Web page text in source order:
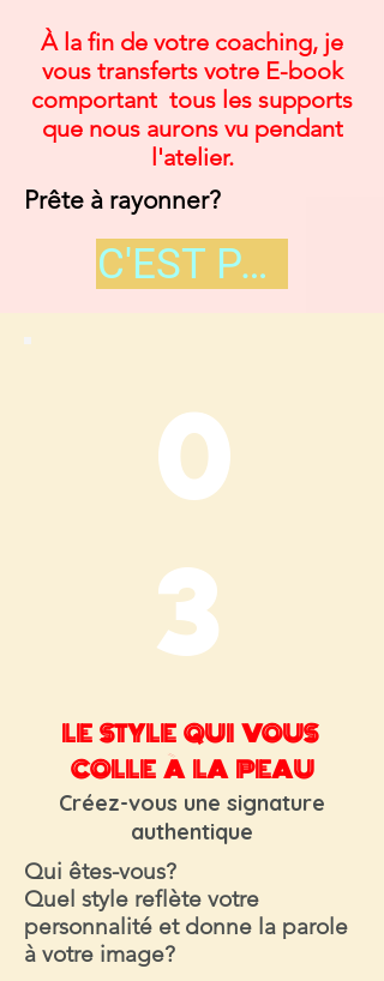
À la fin de votre coaching, je
vous transferts votre E-book
comportant tous les supports
que nous aurons vu pendant
l'atelier.
Prête à rayonner?
C'EST PARTI !
0
3
LE STYLE QUI VOUS
COLLE À LA PEAU
Créez-vous une signature
authentique
Qui êtes-vous?
Quel style reflète votre
personnalité et donne la parole
à votre image?